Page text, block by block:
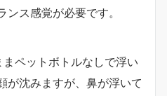
ス感覚が必要です。
ペットボトルなしで浮い
が沈みますが、鼻が浮いて